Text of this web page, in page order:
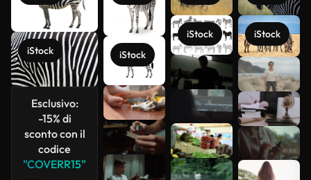
iStock
Esclusivo:
-15% di
sconto con il
codice
"COVERR15"
iStock
iStock iStock
Scopri di
più